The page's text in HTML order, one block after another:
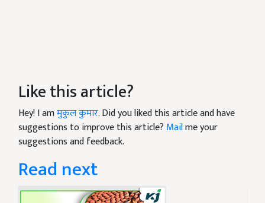
Like this article?
Hey! I amमुकुल कुमार. Did you liked this article and have
suggestions to improve this article? Mailme your
suggestions and feedback.
Read next